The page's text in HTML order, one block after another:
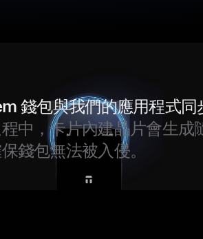
錢包與我們的應用程式同
中，卡片內建晶片會生成
錢包無法被入侵。